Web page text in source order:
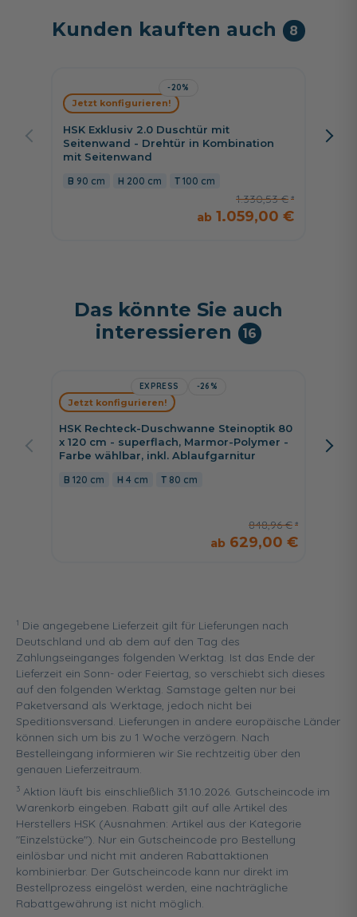
Kunden kauften auch 8
-20%
HSK Exklusiv 2.0 Duschtür mit
Seitenwand - Drehtür in Kombination
mit Seitenwand
90 cm 200 cm 100 cm
1.330,53 €
1.059,00 €
Jetzt konfigurieren!
HSK
Das könnte Sie auch
interessieren
16
EXPRESS -26%
HSK Rechteck-Duschwanne Steinoptik 80
x 120 cm - superflach, Marmor-Polymer -
Farbe wählbar, inkl. Ablaufgarnitur
120 cm 4 cm 80 cm
848,96 €
629,00 €
Jetzt konfigurieren!
Ablage
1 Die angegebene Lieferzeit gilt für Lieferungen nach
Deutschland und ab dem auf den Tag des
Zahlungseinganges folgenden Werktag. Ist das Ende der
Lieferzeit ein Sonn- oder Feiertag, so verschiebt sich dieses
auf den folgenden Werktag. Samstage gelten nur bei
Paketversand als Werktage, jedoch nicht bei
Speditionsversand. Lieferungen in andere europäische Länder
können sich um bis zu 1 Woche verzögern. Nach
Bestelleingang informieren wir Sie rechtzeitig über den
genauen Lieferzeitraum.
3 Aktion läuft bis einschließlich 31.10.2026. Gutscheincode im
Warenkorb eingeben. Rabatt gilt auf alle Artikel des
Herstellers HSK (Ausnahmen: Artikel aus der Kategorie
"Einzelstücke"). Nur ein Gutscheincode pro Bestellung
einlösbar und nicht mit anderen Rabattaktionen
kombinierbar. Der Gutscheincode kann nur direkt im
Bestellprozess eingelöst werden, eine nachträgliche
Rabattgewährung ist nicht möglich.